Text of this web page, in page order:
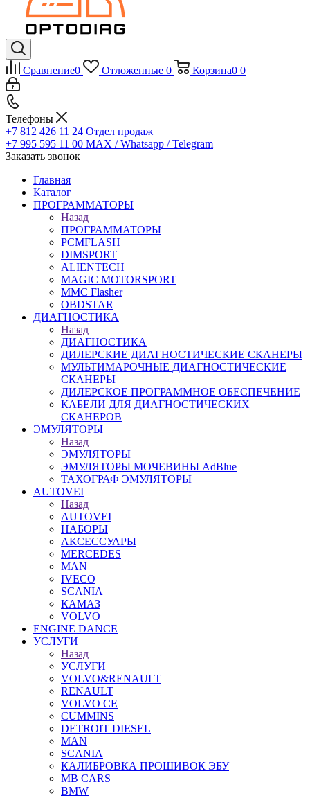
Сравнение0 Отложенные 0 Корзина0 0
Телефоны
+7 812 426 11 24 Отдел продаж
+7 995 595 11 00 MAX / Whatsapp / Telegram
Заказать звонок
Главная
Каталог
ПРОГРАММАТОРЫ
Назад
ПРОГРАММАТОРЫ
PCMFLASH
DIMSPORT
ALIENTECH
MAGIC MOTORSPORT
MMC Flasher
OBDSTAR
ДИАГНОСТИКА
Назад
ДИАГНОСТИКА
ДИЛЕРСКИЕ ДИАГНОСТИЧЕСКИЕ СКАНЕРЫ
МУЛЬТИМАРОЧНЫЕ ДИАГНОСТИЧЕСКИЕ
СКАНЕРЫ
ДИЛЕРСКОЕ ПРОГРАММНОЕ ОБЕСПЕЧЕНИЕ
КАБЕЛИ ДЛЯ ДИАГНОСТИЧЕСКИХ
СКАНЕРОВ
ЭМУЛЯТОРЫ
Назад
ЭМУЛЯТОРЫ
ЭМУЛЯТОРЫ МОЧЕВИНЫ АdBlue
ТАХОГРАФ ЭМУЛЯТОРЫ
AUTOVEI
Назад
AUTOVEI
НАБОРЫ
АКСЕССУАРЫ
MERCEDES
MAN
IVECO
SCANIA
КАМАЗ
VOLVO
ENGINE DANCE
УСЛУГИ
Назад
УСЛУГИ
VOLVO&RENAULT
RENAULT
VOLVO CE
CUMMINS
DETROIT DIESEL
MAN
SCANIA
КАЛИБРОВКА ПРОШИВОК ЭБУ
MB CARS
BMW